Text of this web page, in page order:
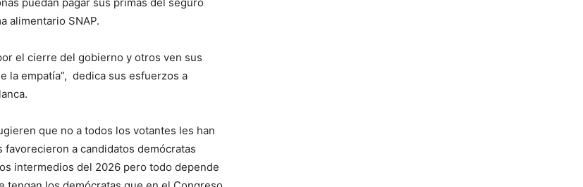
alimentario SNAP.
el cierre del gobierno y otros ven sus
la empatía”, dedica sus esfuerzos a
que no a todos los votantes les han
a candidatos demócratas
intermedios del 2026 pero todo depende